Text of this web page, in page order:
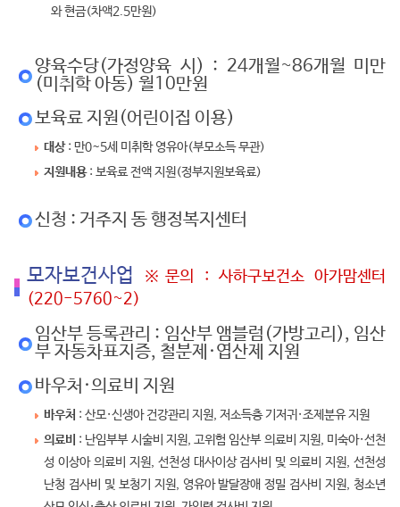
와 현금(차액2.5만원)
양육수당(가정양육 시) : 24개월~86개월 미만
(미취학 아동) 월10만원
보육료 지원(어린이집 이용)
대상: 만0~5세 미취학 영유아(부모소득 무관)
지원내용: 보육료 전액 지원(정부지원보육료)
신청 : 거주지 동 행정복지센터
모자보건사업
※문의 : 사하구보건소 아가맘센터
(220-5760~2)
임산부 등록관리 : 임산부 앰블럼(가방고리), 임산
부 자동차표지증, 철분제·엽산제 지원
바우처·의료비 지원
바우처 : 산모·신생아 건강관리 지원, 저소득층 기저귀·조제분유 지원
의료비 : 난임부부 시술비 지원, 고위험 임산부 의료비 지원, 미숙아·선천
성 이상아 의료비 지원, 선천성 대사이상 검사비 및 의료비 지원, 선천성
난청 검사비 및 보청기 지원, 영유아 발달장애 정밀 검사비 지원, 청소년